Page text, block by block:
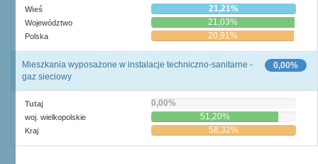
Wieś 21,21%
Województwo 21,03%
Polska 20,91%
0,00%
Mieszkania wyposażone w instalacje techniczno-sanitarne -
gaz sieciowy
Tutaj 0,00%
woj. wielkopolskie 51,20%
Kraj 58,32%